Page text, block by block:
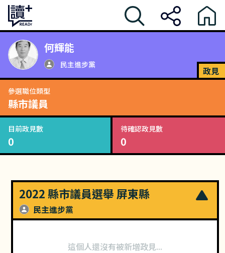
何輝能
民主進步黨
政見
參選職位類型
縣市議員
目前政見數
0
待確認政見數
0
2022 縣市議員選舉 屏東縣
民主進步黨
這個人還沒有被新增政見...